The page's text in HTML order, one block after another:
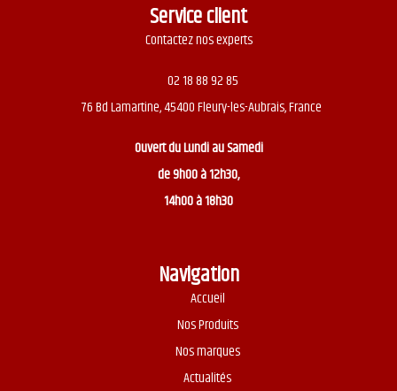
Service client
Contactez nos experts
02 18 88 92 85
76 Bd Lamartine, 45400 Fleury-les-Aubrais, France
Ouvert duLundi au Samedi
de 9h00 à 12h30,
14h00 à 18h30
Navigation
Accueil
Nos Produits
Nos marques
Actualités